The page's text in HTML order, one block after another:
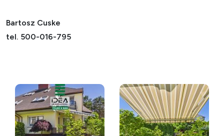
Bartosz Cuske
tel. 500-016-795